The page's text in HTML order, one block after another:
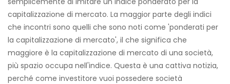
capitalizzazione di mercato. La maggior parte degli indici
che incontri sono quelli che sono noti come 'ponderati per
la capitalizzazione di mercato', il che significa che
maggiore è la capitalizzazione di mercato di una società,
più spazio occupa nell'indice. Questa è una cattiva notizia,
perché come investitore vuoi possedere società